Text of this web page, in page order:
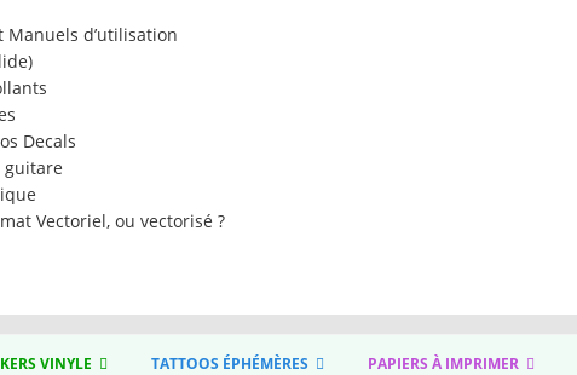
Manuels d’utilisation
Decals
guitare
Vectoriel, ou vectorisé ?
VINYLE TATTOOS ÉPHÉMÈRES PAPIERS À IMPRIMER